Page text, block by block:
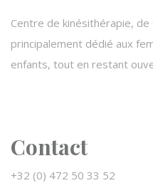
Centre de kinésithérapie,
principalement dédié aux
enfants, tout en restant
Contact
+32 (0) 472 50 33 52